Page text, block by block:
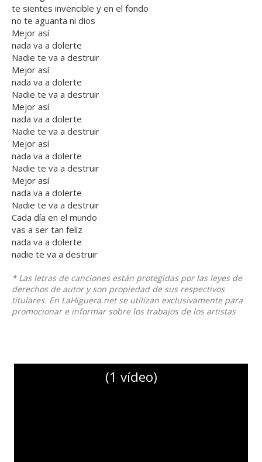
te sientes invencible y en el fondo
no te aguanta ni dios
Mejor así
nada va a dolerte
Nadie te va a destruir
Mejor así
nada va a dolerte
Nadie te va a destruir
Mejor así
nada va a dolerte
Nadie te va a destruir
Mejor así
nada va a dolerte
Nadie te va a destruir
Mejor así
nada va a dolerte
Nadie te va a destruir
Cada día en el mundo
vas a ser tan feliz
nada va a dolerte
nadie te va a destruir
* Las letras de canciones están protegidas por las leyes de
derechos de autor y son propiedad de sus respectivos
titulares. En LaHiguera.net se utilizan exclusivamente para
promocionar e informar sobre los trabajos de los artistas
(1 vídeo)